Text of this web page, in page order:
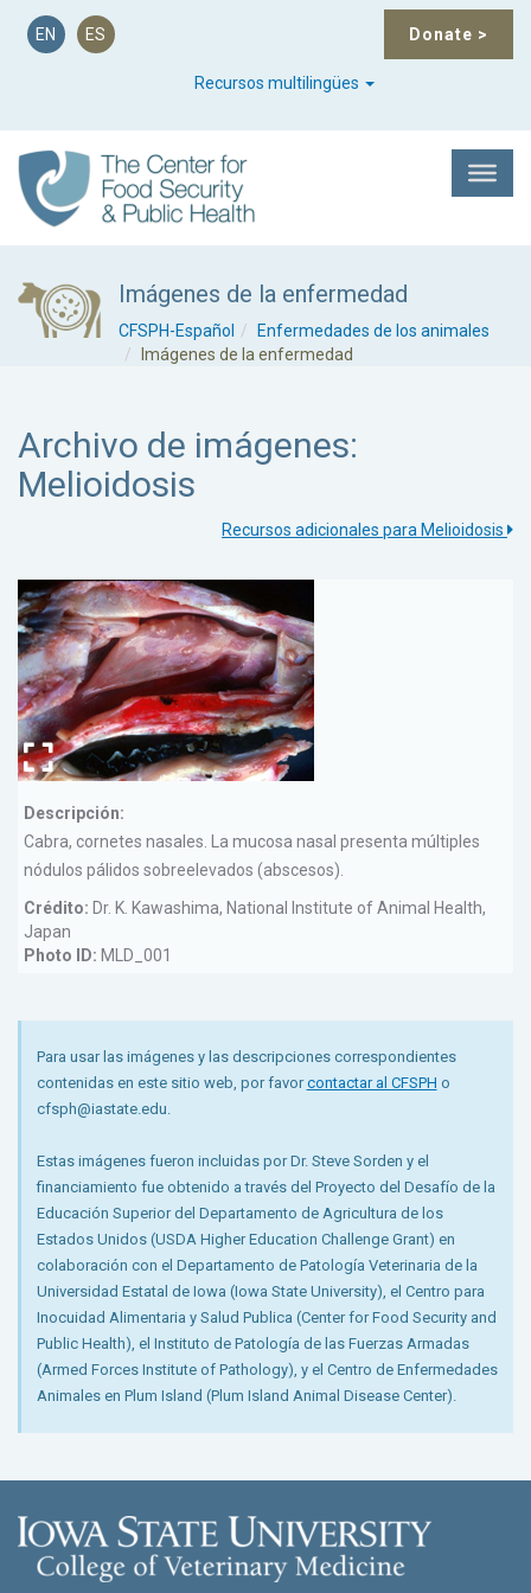
Donate >
EN ES
Recursos multilingües
Imágenes de la enfermedad
CFSPH-Español
Enfermedades de los animales
Imágenes de la enfermedad
Archivo de imágenes:
Melioidosis
Recursos adicionales para Melioidosis
Descripción:
Cabra, cornetes nasales. La mucosa nasal presenta múltiples
nódulos pálidos sobreelevados (abscesos).
Crédito: Dr. K. Kawashima, National Institute of Animal Health,
Japan
Photo ID: MLD_001
Para usar las imágenes y las descripciones correspondientes
contenidas en este sitio web, por favorcontactar al CFSPH o
cfsph@iastate.edu.
Estas imágenes fueron incluidas por Dr. Steve Sorden y el
financiamiento fue obtenido a través del Proyecto del Desafío de la
Educación Superior del Departamento de Agricultura de los
Estados Unidos (USDA Higher Education Challenge Grant) en
colaboración con el Departamento de Patología Veterinaria de la
Universidad Estatal de Iowa (Iowa State University), el Centro para
Inocuidad Alimentaria y Salud Publica (Center for Food Security and
Public Health), el Instituto de Patología de las Fuerzas Armadas
(Armed Forces Institute of Pathology), y el Centro de Enfermedades
Animales en Plum Island (Plum Island Animal Disease Center).